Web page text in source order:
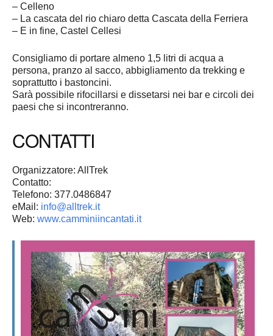
– Celleno
– La cascata del rio chiaro detta Cascata della Ferriera
– E in fine, Castel Cellesi
Consigliamo di portare almeno 1,5 litri di acqua a
persona, pranzo al sacco, abbigliamento da trekking e
soprattutto i bastoncini.
Sarà possibile rifocillarsi e dissetarsi nei bar e circoli dei
paesi che si incontreranno.
CONTATTI
Organizzatore: AllTrek
Contatto:
Telefono: 377.0486847
eMail: info@alltrek.it
Web: www.camminiincantati.it